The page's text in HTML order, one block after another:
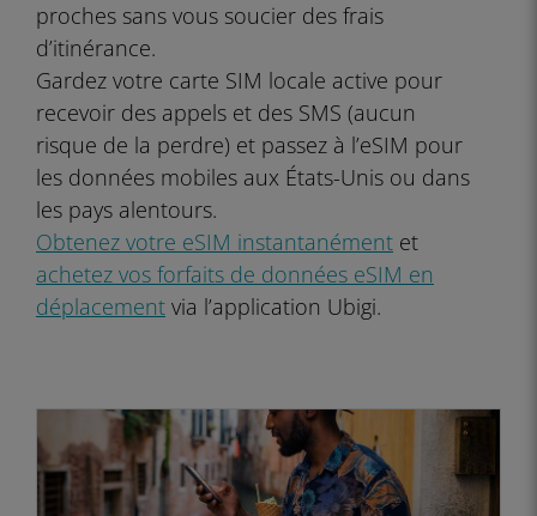
proches sans vous soucier des frais
d’itinérance.
Gardez votre carte SIM locale active pour
recevoir des appels et des SMS (aucun
risque de la perdre) et passez à l’eSIM pour
les données mobiles aux États-Unis ou dans
les pays alentours.
Obtenez votre eSIM instantanément et
achetez vos forfaits de données eSIM en
déplacement via l’application Ubigi.